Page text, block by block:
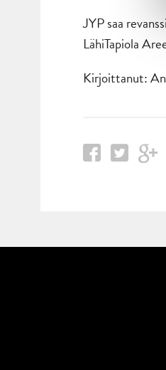
JYP saa
LähiTapiola
Kirjoittanut: